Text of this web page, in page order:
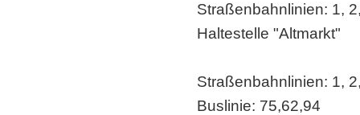
Straßenbahnlinien: 1,
Haltestelle "Altmarkt"
Straßenbahnlinien: 1,
Buslinie: 75,62,94